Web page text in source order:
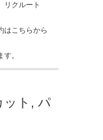
リクルート
はこちらから
。
ット , パ